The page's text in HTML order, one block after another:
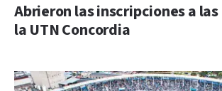
Abrieron las inscripciones a las
la UTN Concordia